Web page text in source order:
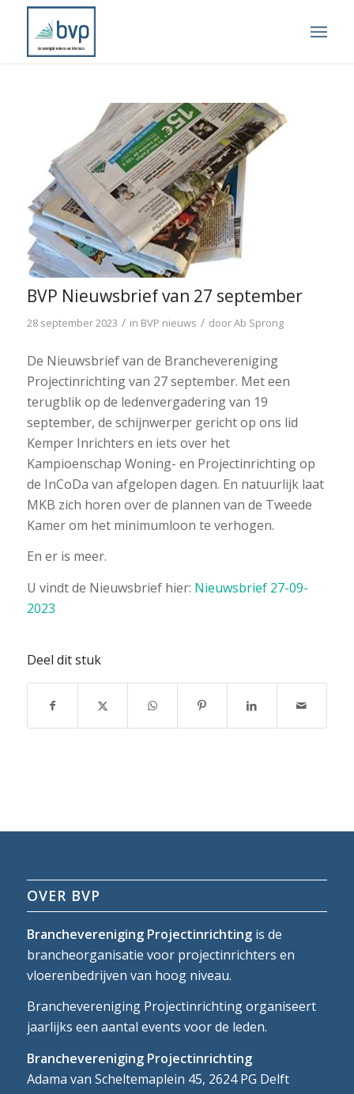
BVP Nieuwsbrief van 27 september
28 september 2023 / in BVP nieuws / doorAb Sprong
De Nieuwsbrief van de Branchevereniging
Projectinrichting van 27 september. Met een
terugblik op de ledenvergadering van 19
september, de schijnwerper gericht op ons lid
Kemper Inrichters en iets over het
Kampioenschap Woning- en Projectinrichting op
de InCoDa van afgelopen dagen. En natuurlijk laat
MKB zich horen over de plannen van de Tweede
Kamer om het minimumloon te verhogen.
En er is meer.
U vindt de Nieuwsbrief hier: Nieuwsbrief 27-09-
2023
Deel dit stuk
OVER BVP
Branchevereniging Projectinrichtingis de
brancheorganisatie voor projectinrichters en
vloerenbedrijven van hoog niveau.
Branchevereniging Projectinrichting organiseert
jaarlijks een aantal events voor de leden.
Branchevereniging Projectinrichting
Adama van Scheltemaplein 45, 2624 PG Delft